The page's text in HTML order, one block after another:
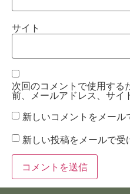
サイト
次回のコメントで使用する
前、メールアドレス、サイ
新しいコメントをメール
新しい投稿をメールで受